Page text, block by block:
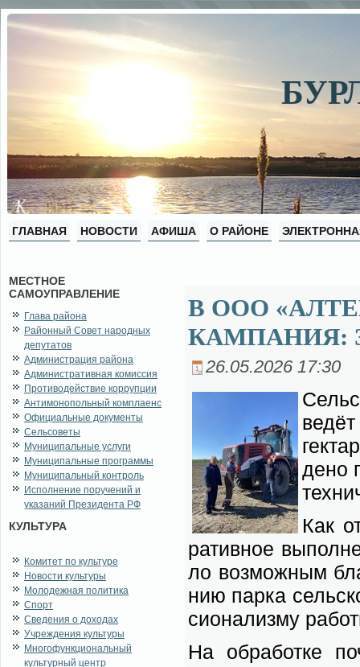
ГЛАВНАЯ НОВОСТИ АФИША О РАЙОНЕ
МЕСТНОЕ
САМОУПРАВЛЕНИЕ
Глава района
Районный Совет народных
депутатов
Администрация района
Административная комиссия
Противодействие коррупции
Антимонопольный комплаенс
Официальные документы
Сельсоветы
Муниципальные услуги
Муниципальные программы
Муниципальный контроль
Исполнение поручений и
указаний Президента РФ
КУЛЬТУРА
Комитет по культуре
Новости культуры
Молодежная политика
Спорт
Сведения о доходах
Учреждения культуры
Многофункциональный
культурный центр
В ООО
КАМПАНИЯ:
26.05.2026 17:30
де­но
Как
ра­тив­ное
ло воз­мож­ным
нию пар­ка
сио­на­лиз­му
На об­ра­бот­ке